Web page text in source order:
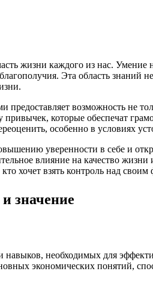
жизни каждого из нас.
Эта область
предоставляет возможность не
которые обеспечат
особенно в условиях
уверенности в себе и
влияние на качество
хочет взять контроль над
значение
необходимых для
экономических понятий,